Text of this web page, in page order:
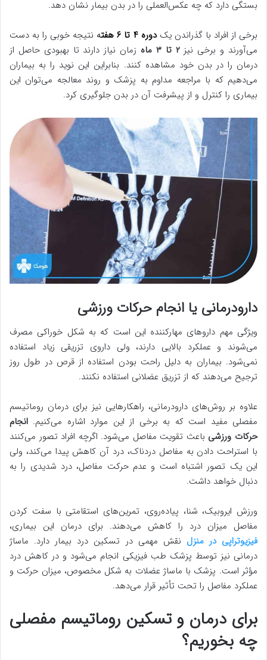
بستگی دارد که چه عکس‌العملی را در بدن بیمار نشان دهد.
برخی از افراد با گذراندن یکدوره ۴ تا ۶ هفت ه نتیجه خوبی را به دست
می‌آورند و برخی نیز۲ تا ۳ ماه
زمان نیاز دارند تا بهبودی حاصل از
درمان را در بدن خود مشاهده کنند. بنابراین این نوید را به بیماران
می‌دهیم که با مراجعه مداوم به پزشک و روند معالجه می‌توان این
بیماری را کنترل و از پیشرفت آن در بدن جلوگیری کرد.
دارودرمانی یا انجام حرکات ورزشی
ویژگی مهم داروهای مهارکننده این است که به شکل خوراکی مصرف
می‌شوند و عملکرد بالایی دارند، ولی داروی تزریقی زیاد استفاده
نمی‌شود. بیماران به دلیل راحت بودن استفاده از قرص در طول روز
ترجیح می‌دهند که از تزریق عضلانی استفاده نکنند.
علاوه بر روش‌های دارودرمانی، راهکارهایی نیز برای درمان روماتیسم
مفصلی مفید است که به برخی از این موارد اشاره می‌کنیم. انجام
حرکات ورزشی باعث تقویت مفاصل می‌شود. اگرچه افراد تصور می‌کنند
با استراحت دادن به مفاصل دردناک، درد آن کاهش پیدا می‌کند، ولی
این یک تصور اشتباه است و عدم حرکت مفاصل، درد شدیدی را به
دنبال خواهد داشت.
ورزش ایروبیک، شنا، پیاده‌روی، تمرین‌های استقامتی با سفت کردن
مفاصل میزان درد را کاهش می‌دهند. برای درمان این بیماری،
فیزیوتراپی در منزل نقش مهمی در تسکین درد بیمار دارد. ماساژ
درمانی نیز توسط پزشک طب فیزیکی انجام می‌شود و در کاهش درد
مؤثر است. پزشک با ماساژ عضلات به شکل مخصوص، میزان حرکت و
عملکرد مفاصل را تحت تأثیر قرار می‌دهد.
برای درمان و تسکین روماتیسم مفصلی
چه بخوریم؟